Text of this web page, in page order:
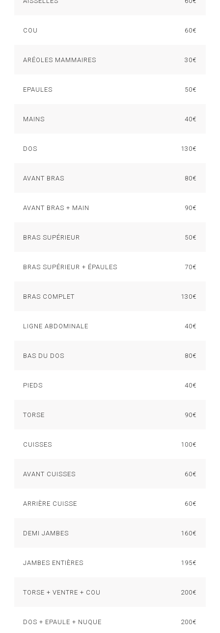
COU 60€
ARÉOLES MAMMAIRES 30€
EPAULES 50€
MAINS 40€
DOS 130€
AVANT BRAS 80€
AVANT BRAS + MAIN 90€
BRAS SUPÉRIEUR 50€
BRAS SUPÉRIEUR + ÉPAULES 70€
BRAS COMPLET 130€
LIGNE ABDOMINALE 40€
BAS DU DOS 80€
PIEDS 40€
TORSE 90€
CUISSES 100€
AVANT CUISSES 60€
ARRIÈRE CUISSE 60€
DEMI JAMBES 160€
JAMBES ENTIÈRES 195€
TORSE + VENTRE + COU 200€
DOS + EPAULE + NUQUE 200€